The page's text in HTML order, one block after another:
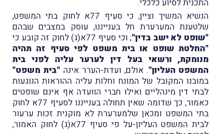
התכנית לסיוע כלכלי.
הנשיא המשיך וציין, כי סעיף 77א לחוק בתי המשפט,
שלטענת המערערת חל בענייננו, עוסק במצבים שבהם
"שופט לא ישב בדין"; וכי סעיף 77א(ג) לחוק זה קובע כי
"החלטת שופט או בית משפט לפי סעיף זה תהיה
מנומקת, ורשאי בעל דין לערער עליה לפני בית
המשפט העליון". אולם, ועדת-הערר אינה "בית משפט"
במובנו המקובל של המונח וחלות עליה ההוראות הנוגעות
לבתי דין מינהליים ואילו חברי הוועדה אף אינם שופטים
כאמור, כך שדומה שאין תחולה בענייננו לסעיף 77א לחוק
בתי המשפט ומכאן שלמערערת לא מוקנית זכות ערעור
לבית המשפט העליון-על פי סעיף 77א(ג) לחוק האמור,